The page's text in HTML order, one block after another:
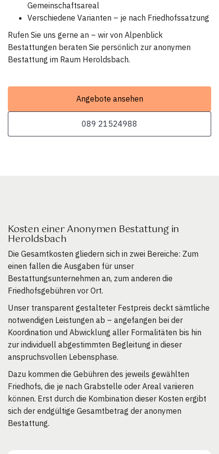
Gemeinschaftsareal
Verschiedene Varianten – je nach Friedhofssatzung
Rufen Sie uns gerne an – wir von Alpenblick
Bestattungen beraten Sie persönlich zur anonymen
Bestattung im Raum Heroldsbach.
Angebote ansehen
089 21524988
Kosten einer Anonymen Bestattung in
Heroldsbach
Die Gesamtkosten gliedern sich in zwei Bereiche: Zum
einen fallen die Ausgaben für unser
Bestattungsunternehmen an, zum anderen die
Friedhofsgebühren vor Ort.
Unser transparent gestalteter Festpreis deckt sämtliche
notwendigen Leistungen ab – angefangen bei der
Koordination und Abwicklung aller Formalitäten bis hin
zur individuell abgestimmten Begleitung in dieser
anspruchsvollen Lebensphase.
Dazu kommen die Gebühren des jeweils gewählten
Friedhofs, die je nach Grabstelle oder Areal variieren
können. Erst durch die Kombination dieser Kosten ergibt
sich der endgültige Gesamtbetrag der anonymen
Bestattung.